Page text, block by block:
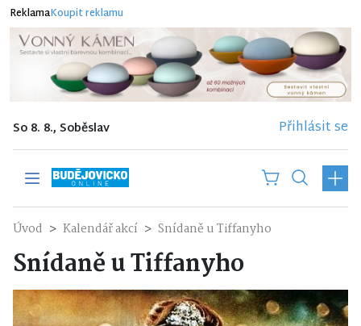
ReklamaKoupit reklamu
So 8. 8., Soběslav Přihlásit se
Úvod Kalendář akcí Snídaně u Tiffanyho
Snídaně u Tiffanyho